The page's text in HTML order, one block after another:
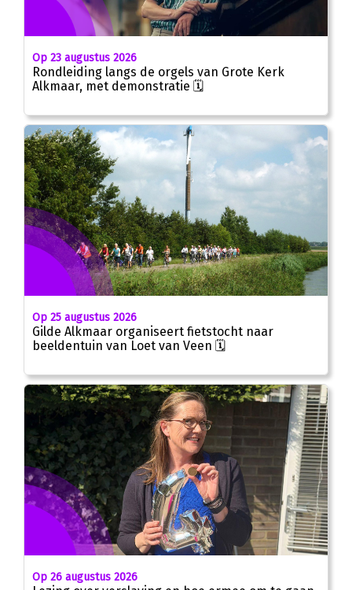
Op 23 augustus 2026
Rondleiding langs de orgels van Grote Kerk
Alkmaar, met demonstratie 🗓
Op 25 augustus 2026
Gilde Alkmaar organiseert fietstocht naar
beeldentuin van Loet van Veen 🗓
Op 26 augustus 2026